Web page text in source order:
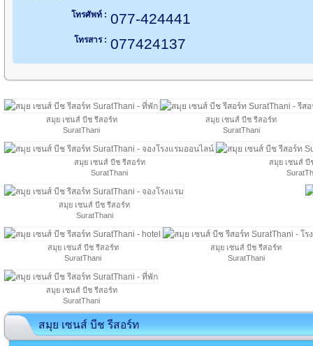
โทรศัพท์ : 077-424441
โทรสาร : 077424137
สมุย เซนส์ บีช รีสอร์ท
SuratThani
สมุย เซนส์ บีช รีสอร์ท
SuratThani
สมุย เซนส์ บีช รีสอร์ท
SuratThani
สมุย เซนส์ บี
สมุย เซนส์ บีช รีสอร์ท
SuratThani
สมุย เซนส์ บีช รีสอร์ท
SuratThani
สมุย เซนส์ บีช รีสอร์ท
SuratThani
สมุย เซนส์ บีช รีสอร์ท
SuratThani
สมุย เซนส์ บีช รีสอร์ท